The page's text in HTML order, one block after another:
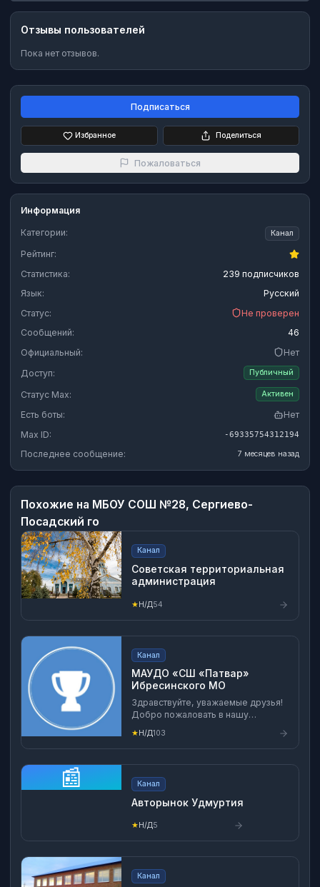
Отзывы пользователей
Пока нет отзывов.
Подписаться
Избранное Поделиться
Пожаловаться
Информация
Категории: Канал
Рейтинг:
Статистика:
239 подписчиков
Язык:
Русский
Статус:
Не проверен
Сообщений:
46
Официальный:
Нет
Доступ:
Публичный
Статус Max: Активен
Есть боты:
Нет
Max ID:
-69335754312194
Последнее сообщение: 7 месяцев назад
Похожие на МБОУ СОШ №28, Сергиево-
Посадский го
Канал
Советская территориальная
администрация
★Н/Д54
Канал
МАУДО «СШ «Патвар»
Ибресинского МО
Здравствуйте, уважаемые друзья!
Добро пожаловать в нашу
замечательную Спортивную
школу! Мы рады приветствовать
каждого нового ученика и готовы
помочь вам раскрыть свой
спортивный потенциал. Мы в ВК
https://vk.com/club216945943 в
телеграмм- t.me/Patvaribr
★Н/Д103
📰 Канал
Авторынок Удмуртия
★Н/Д5
Канал